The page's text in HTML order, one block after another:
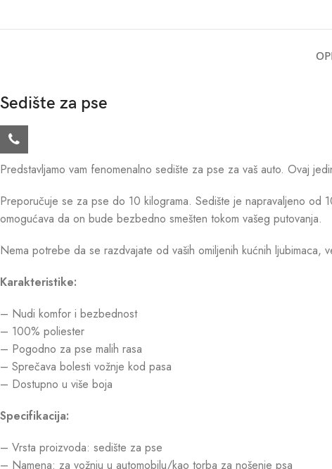
Sedište za pse
Predstavljamo vam fenomenalno sedište za pse za vaš auto. Ovaj
Preporučuje se za pse do 10 kilograma. Sedište je napravaljeno od
omogućava da on bude bezbedno smešten tokom vašeg putovanja.
Nema potrebe da se razdvajate od vaših omiljenih kućnih
Karakteristike:
– Nudi komfor i bezbednost
– 100% poliester
– Pogodno za pse malih rasa
– Sprečava bolesti vožnje kod pasa
– Dostupno u više boja
Specifikacija:
– Vrsta proizvoda: sedište za pse
– Namena: za vožnju u automobilu/kao torba za nošenje psa